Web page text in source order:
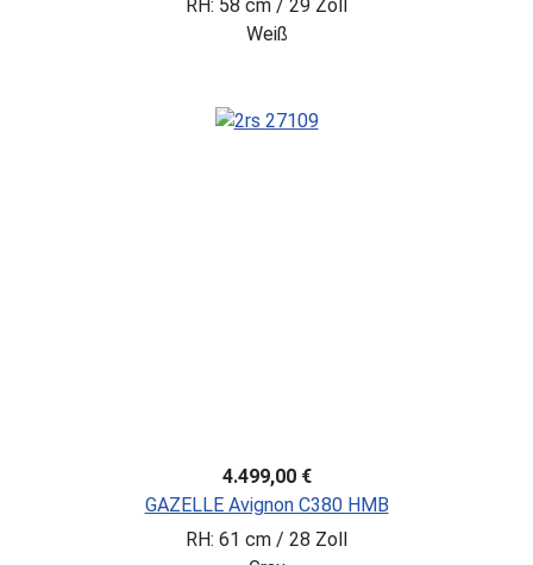
RH: 58 cm / 29 Zoll
Weiß
4.499,00 €
GAZELLE Avignon C380 HMB
RH: 61 cm / 28 Zoll